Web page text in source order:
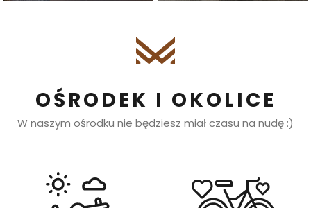
OŚRODEK I OKOLICE
W naszym ośrodku nie będziesz miał czasu na nudę :)